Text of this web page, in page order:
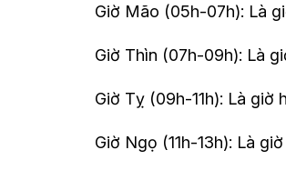
Giờ Mão (05h-07h): Là
Giờ Thìn (07h-09h): Là
Giờ Tỵ (09h-11h): Là giờ
Giờ Ngọ (11h-13h): Là